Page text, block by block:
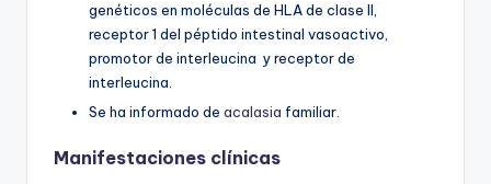
genéticos en moléculas de HLA de clase II,
receptor 1 del péptido intestinal vasoactivo,
promotor de interleucina y receptor de
interleucina.
Se ha informado de acalasia familiar.
Manifestaciones clínicas